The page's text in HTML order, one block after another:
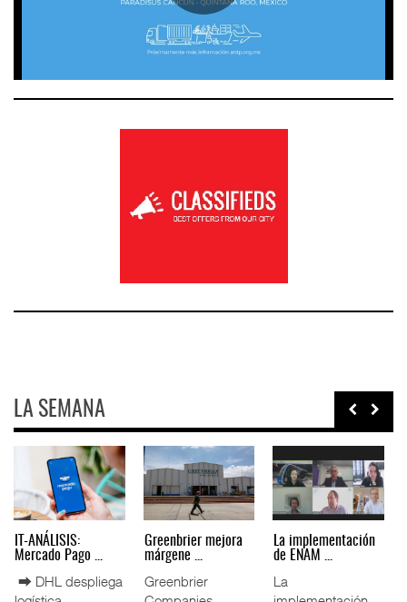
LA SEMANA
IT-ANÁLISIS: Puerto
Lázar ...
⮕ Canal de
La ATTRAPI licita
red de ...
La Agencia de
IT-ANÁLISIS: Volaris
abri ...
⮕ IA y